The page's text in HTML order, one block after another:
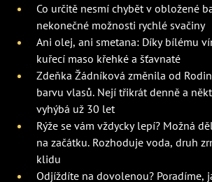
Co určitě nesmí chybět v obložené
nekonečné možnosti rychlé svačiny
Ani olej, ani smetana: Díky bílému
kuřecí maso křehké a šťavnaté
Zdeňka Žádníková změnila od
barvu vlasů. Nejí třikrát denně a
vyhýbá už 30 let
Rýže se vám vždycky lepí? Možná
na začátku. Rozhoduje voda, druh
klidu
Odjíždíte na dovolenou? Poradíme,